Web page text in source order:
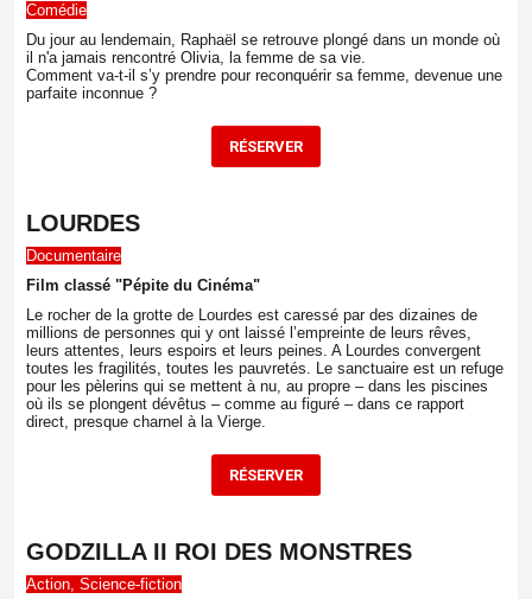
Comédie
Du jour au lendemain, Raphaël se retrouve plongé dans un monde où
il n'a jamais rencontré Olivia, la femme de sa vie.
Comment va-t-il s’y prendre pour reconquérir sa femme, devenue une
parfaite inconnue ?
RÉSERVER
LOURDES
Documentaire
Film classé "Pépite du Cinéma"
Le rocher de la grotte de Lourdes est caressé par des dizaines de
millions de personnes qui y ont laissé l’empreinte de leurs rêves,
leurs attentes, leurs espoirs et leurs peines. A Lourdes convergent
toutes les fragilités, toutes les pauvretés. Le sanctuaire est un refuge
pour les pèlerins qui se mettent à nu, au propre – dans les piscines
où ils se plongent dévêtus – comme au figuré – dans ce rapport
direct, presque charnel à la Vierge.
RÉSERVER
GODZILLA II ROI DES MONSTRES
Action, Science-fiction